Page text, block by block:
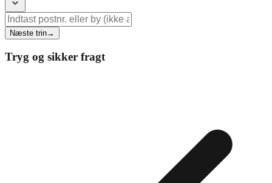
Næste trin→
Tryg og sikker fragt